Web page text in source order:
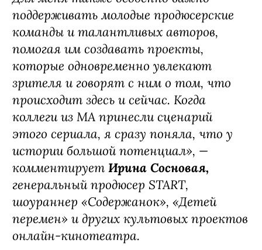
поддерживать молодые продюсерские
команды и талантливых авторов,
помогая им создавать проекты,
которые одновременно увлекают
зрителя и говорят с ним о том, что
происходит здесь и сейчас. Когда
коллеги из MA принесли сценарий
этого сериала, я сразу поняла, что у
истории большой потенциал», —
комментирует Ирина Сосновая,
генеральный продюсер START,
шоураннер «Содержанок», «Детей
перемен» и других культовых проектов
онлайн-кинотеатра.